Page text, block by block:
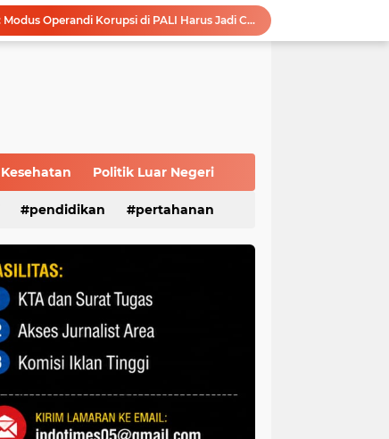
Advokat Reza Utama, S.H : Modus Operandi Korupsi di PALI Harus Jadi Catatan APH, Jangan Terjadi Berulang
Melalui MPLS, KPID Sumsel Ajak Peserta Didik Baru SMP N 35 Palembang Bijak Bermedia Sosial
Survei Kepuasan Masyarakat Beri Nilai 89,56, Pelayanan Kantor DPD RI Sumsel Masuk Kategori Sangat Baik
Kesehatan Politik Luar Negeri
pendidikan pertahanan